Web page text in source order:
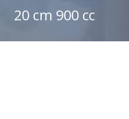
20 cm 900 cc